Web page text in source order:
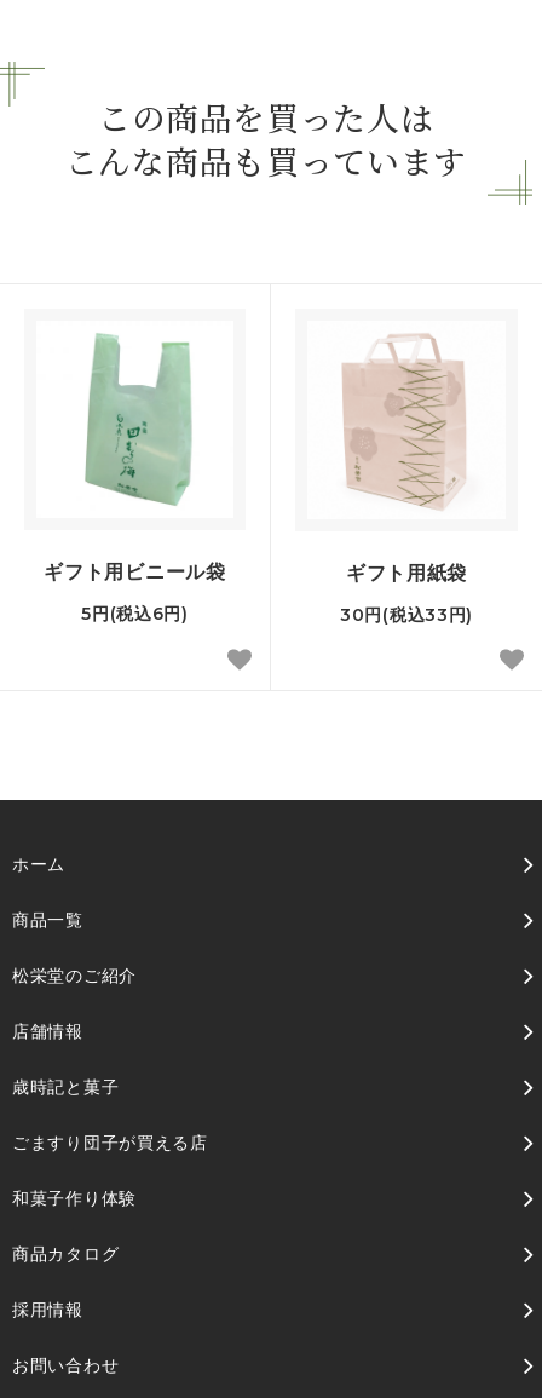
この商品を買った人は
こんな商品も買っています
ギフト用ビニール袋
5円(税込6円)
ギフト用紙袋
30円(税込33円)
ホーム
商品一覧
松栄堂のご紹介
店舗情報
歳時記と菓子
ごますり団子が買える店
和菓子作り体験
商品カタログ
採用情報
お問い合わせ